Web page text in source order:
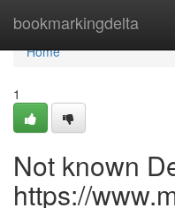
bookmarkingdelta
Home
Home
1
Not known
https://